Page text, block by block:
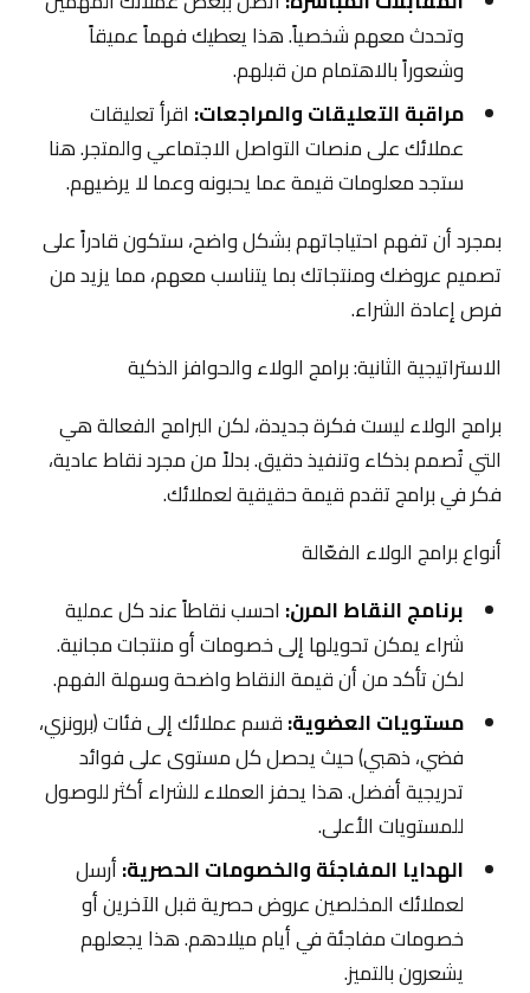
وتحدث معهم شخصياً. هذا يعطيك فهماً عميقاً
وشعوراً بالاهتمام من قبلهم.
مراقبة التعليقات والمراجعات: اقرأ تعليقات
عملائك على منصات التواصل الاجتماعي والمتجر. هنا
ستجد معلومات قيمة عما يحبونه وعما لا يرضيهم.
بمجرد أن تفهم احتياجاتهم بشكل واضح، ستكون قادراً على
تصميم عروضك ومنتجاتك بما يتناسب معهم، مما يزيد من
فرص إعادة الشراء.
الاستراتيجية الثانية: برامج الولاء والحوافز الذكية
برامج الولاء ليست فكرة جديدة، لكن البرامج الفعالة هي
التي تُصمم بذكاء وتنفيذ دقيق. بدلاً من مجرد نقاط عادية،
فكر في برامج تقدم قيمة حقيقية لعملائك.
أنواع برامج الولاء الفعّالة
برنامج النقاط المرن: احسب نقاطاً عند كل عملية
شراء يمكن تحويلها إلى خصومات أو منتجات مجانية.
لكن تأكد من أن قيمة النقاط واضحة وسهلة الفهم.
مستويات العضوية:قسم عملائك إلى فئات (برونزي،
فضي، ذهبي) حيث يحصل كل مستوى على فوائد
تدريجية أفضل. هذا يحفز العملاء للشراء أكثر للوصول
للمستويات الأعلى.
الهدايا المفاجئة والخصومات الحصرية:أرسل
لعملائك المخلصين عروض حصرية قبل الآخرين أو
خصومات مفاجئة في أيام ميلادهم. هذا يجعلهم
يشعرون بالتميز.